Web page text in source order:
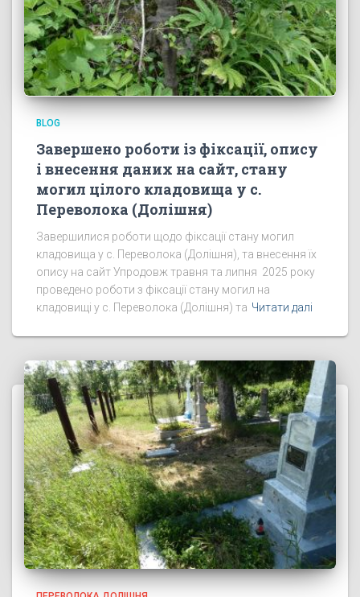
BLOG
Завершено роботи із фіксації, опису
і внесення даних на сайт, стану
могил цілого кладовища у с.
Переволока (Долішня)
Завершилися роботи щодо фіксації стану могил
кладовища у с. Переволока (Долішня), та внесення їх
опису на сайт Упродовж травня та липня 2025 року
проведено роботи з фіксації стану могил на
кладовищі у с. Переволока (Долішня) та Читати далі